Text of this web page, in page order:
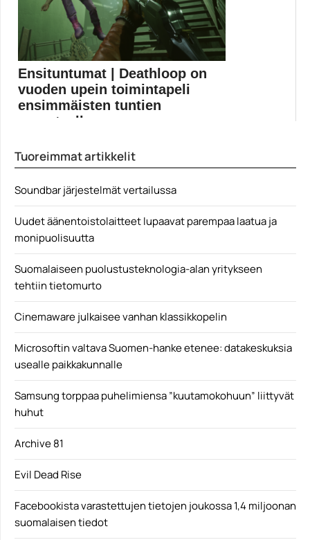
Ensituntumat | Deathloop on
vuoden upein toimintapeli
ensimmäisten tuntien
perusteella
otteeseensa, eikä pelaamista...
Tuoreimmat artikkelit
Soundbar järjestelmät vertailussa
Uudet äänentoistolaitteet lupaavat parempaa laatua ja
monipuolisuutta
Suomalaiseen puolustusteknologia-alan yritykseen
tehtiin tietomurto
Cinemaware julkaisee vanhan klassikkopelin
Microsoftin valtava Suomen-hanke etenee: datakeskuksia
usealle paikkakunnalle
Samsung torppaa puhelimiensa ”kuutamokohuun” liittyvät
huhut
Archive 81
Evil Dead Rise
Facebookista varastettujen tietojen joukossa 1,4 miljoonan
suomalaisen tiedot